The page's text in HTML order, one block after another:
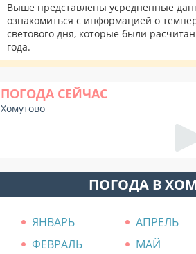
Выше представлены усредненные
ознакомиться с информацией о
светового дня, которые были
года.
ПОГОДА СЕЙЧАС
Хомутово
ПОГОДА В
ЯНВАРЬ АПРЕЛЬ
ФЕВРАЛЬ
МАЙ